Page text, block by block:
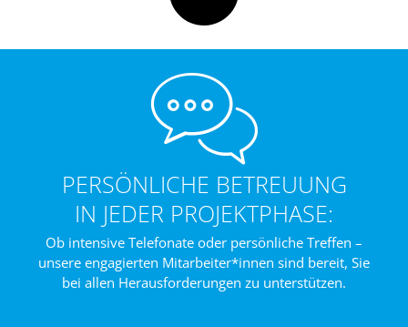
PERSÖNLICHE BETREUUNG
IN JEDER PROJEKTPHASE:
Ob intensive Telefonate oder persönliche Treffen –
unsere engagierten Mitarbeiter*innen sind bereit, Sie
bei allen Herausforderungen zu unterstützen.